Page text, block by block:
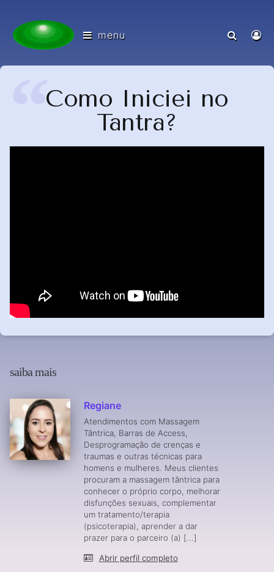
menu
Como Iniciei no
Tantra?
saiba mais
Regiane
Atendimentos com Massagem
Tântrica, Barras de Access,
Desprogramação de crenças e
traumas e outras técnicas para
homens e mulheres. Meus clientes
procuram a massagem tântrica para
conhecer o próprio corpo, melhorar
disfunções sexuais, complementar
um tratamento/terapia
(psicoterapia), aprender a dar
prazer para o parceiro (a) [...]
Abrir perfil completo